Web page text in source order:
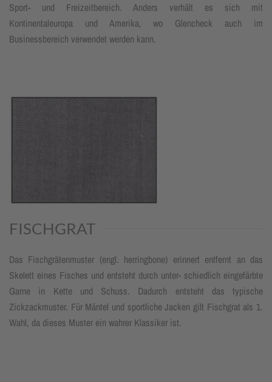
Sport- und Freizeitbereich. Anders verhält es sich mit
Kontinentaleuropa und Amerika, wo Glencheck auch im
Businessbereich verwendet werden kann.
FISCHGRAT
Das Fischgrätenmuster (engl. herringbone) erinnert entfernt an das
Skelett eines Fisches und entsteht durch unter- schiedlich eingefärbte
Garne in Kette und Schuss. Dadurch entsteht das typische
Zickzackmuster. Für Mäntel und sportliche Jacken gilt Fischgrat als 1.
Wahl, da dieses Muster ein wahrer Klassiker ist.